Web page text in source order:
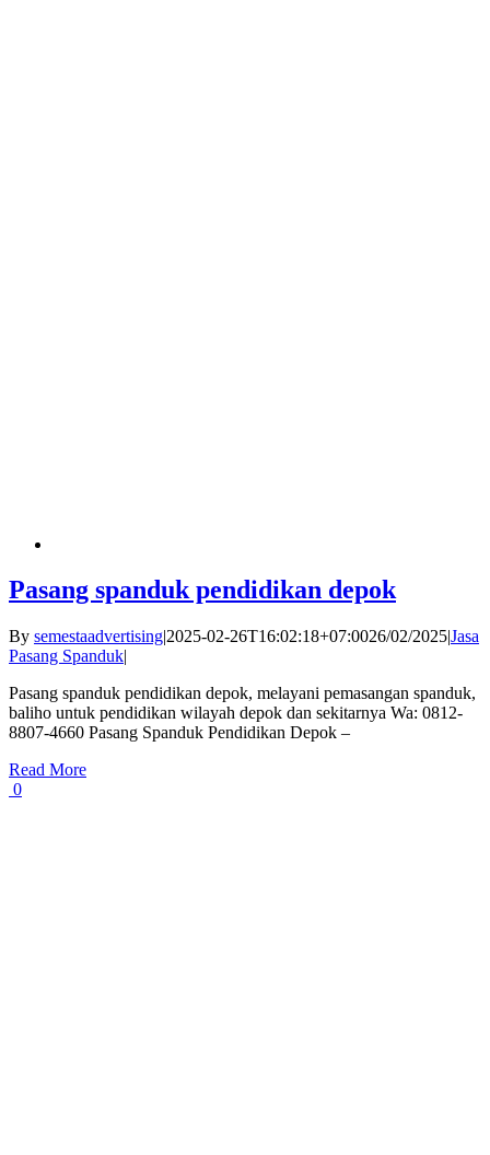
Pasang spanduk pendidikan depok
By semestaadvertising|2025-02-26T16:02:18+07:0026/02/2025|Jasa
Pasang Spanduk|
Pasang spanduk pendidikan depok, melayani pemasangan spanduk,
baliho untuk pendidikan wilayah depok dan sekitarnya Wa: 0812-
8807-4660 Pasang Spanduk Pendidikan Depok –
Read More
0